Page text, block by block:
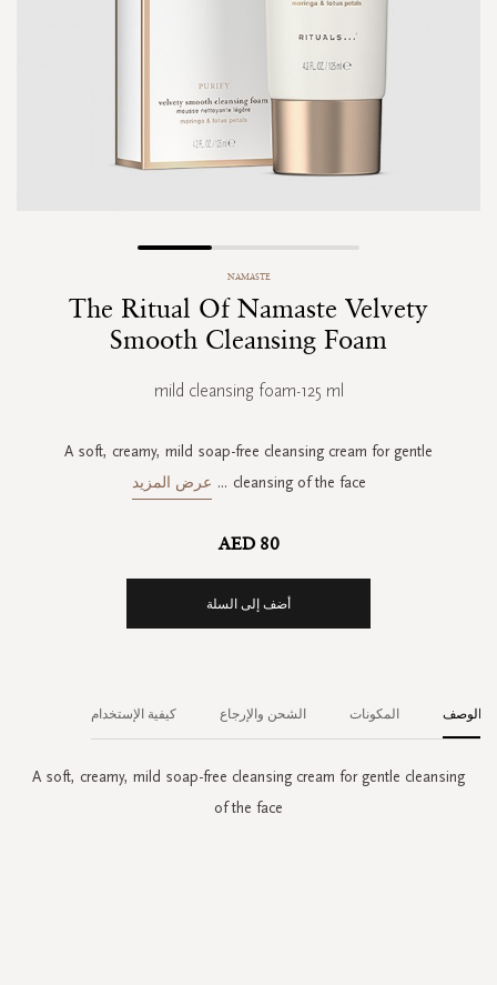
beginning
NAMASTE
The Ritual Of Namaste Velvety
Smooth Cleansing Foam
mild cleansing foam-125 ml
A soft, creamy, mild soap-free cleansing cream for gentle
cleansing of the face
... عرض المزيد
AED 80
أضف إلى السلة
الوصف
A soft, creamy, mild soap-free cleansing cream for gentle cleansing
of the face
المكونات الشحن والإرجاع كيفية الإستخدام